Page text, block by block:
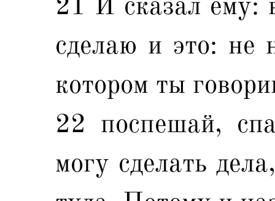
сделаю и это: не
котором ты
22 поспешай,
могу сделать